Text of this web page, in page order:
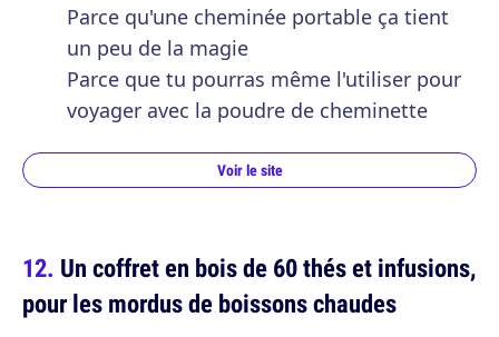
Parce qu'une cheminée portable ça tient
un peu de la magie
Parce que tu pourras même l'utiliser pour
voyager avec la poudre de cheminette
Voir le site
Un coffret en bois de 60 thés et infusions,
pour les mordus de boissons chaudes